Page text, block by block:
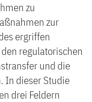
zu
zur
ergriffen
regulatorischen
und die
In dieser Studie
drei Feldern